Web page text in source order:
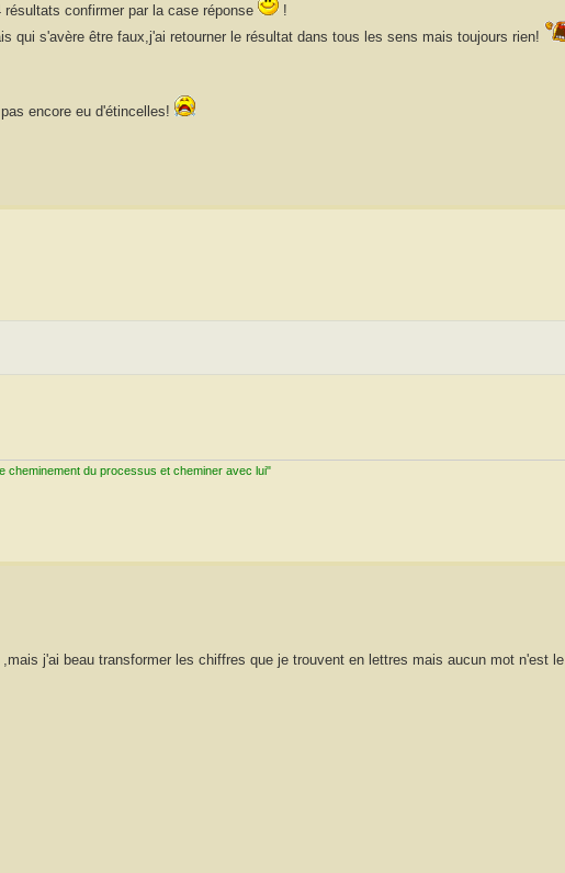
résultats confirmer par la case réponse
!
qui s'avère être faux,j'ai retourner le résultat dans tous les sens mais toujours rien!
encore eu d'étincelles!
cheminement du processus et cheminer avec lui"
j'ai beau transformer les chiffres que je trouvent en lettres mais aucun mot n'est le